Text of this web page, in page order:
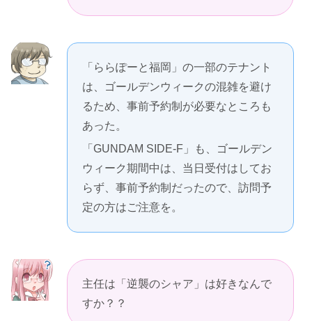
「ららぽーと福岡」の一部のテナント
は、ゴールデンウィークの混雑を避け
るため、事前予約制が必要なところも
あった。
「GUNDAM SIDE-F」も、ゴールデン
ウィーク期間中は、当日受付はしてお
らず、事前予約制だったので、訪問予
定の方はご注意を。
主任は「逆襲のシャア」は好きなんで
すか？？